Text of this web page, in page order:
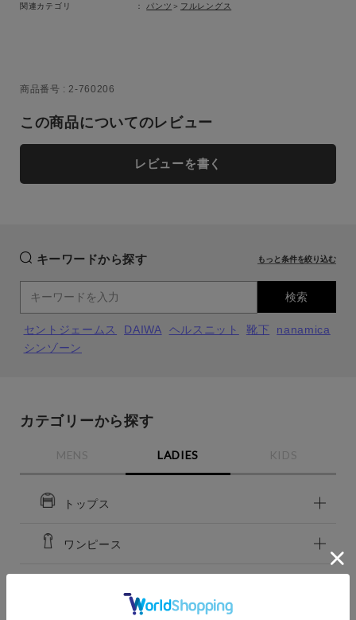
在庫切れ
kinari（13）
在庫切れ
関連カテゴリ
パンツ ＞ フルレングス
商品番号 2-760206
この商品についてのレビュー
レビューを書く
キーワードから探す もっと条件を絞り込む
検索
セントジェームス DAIWA ヘルスニット 靴下
nanamica
シンゾーン
カテゴリーから探す
MENS LADIES KIDS
トップス
ワンピース